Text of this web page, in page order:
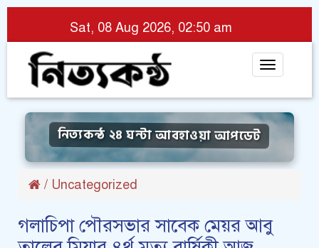
Sat, 08 Aug 2026, 02:50 am
Toggle
নিত্যকন্ঠ ২৪ ঘন্টা আবহাওয়া আপডেট
/ Uncategorized
গলাচিপা পৌরসভার সাবেক মেয়র আবু